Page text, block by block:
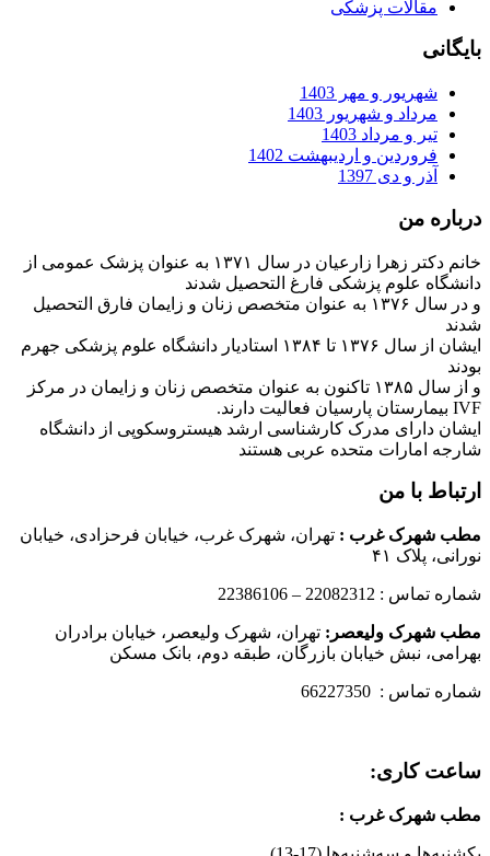
مقالات پزشکی
بایگانی
شهریور و مهر 1403
مرداد و شهریور 1403
تیر و مرداد 1403
فروردین و اردیبهشت 1402
آذر و دی 1397
درباره من
خانم دکتر زهرا زارعیان در سال ۱۳۷۱ به عنوان پزشک عمومی از
دانشگاه علوم پزشکی فارغ التحصیل شدند
و در سال ۱۳۷۶ به عنوان متخصص زنان و زایمان فارق التحصیل
شدند
ایشان از سال ۱۳۷۶ تا ۱۳۸۴ استادیار دانشگاه علوم پزشکی جهرم
بودند
و از سال ۱۳۸۵ تاکنون به عنوان متخصص زنان و زایمان در مرکز
IVF بیمارستان پارسیان فعالیت دارند.
ایشان دارای مدرک کارشناسی ارشد هیستروسکوپی از دانشگاه
شارجه امارات متحده عربی هستند
ارتباط با من
مطب شهرک غرب : تهران، شهرک غرب، خیابان فرحزادی، خیابان
نورانی، پلاک ۴۱
شماره تماس : 22082312 – 22386106
مطب شهرک ولیعصر: تهران، شهرک ولیعصر، خیابان برادران
بهرامی، نبش خیابان بازرگان، طبقه دوم، بانک مسکن
شماره تماس : 66227350
ساعت کاری:
مطب شهرک غرب :